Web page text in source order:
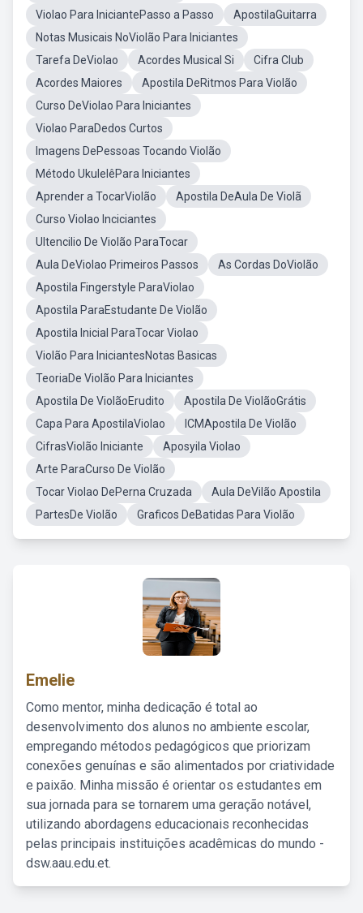
Violao Para IniciantePasso a Passo
ApostilaGuitarra
Notas Musicais NoViolão Para Iniciantes
Tarefa DeViolao
Acordes Musical Si
Cifra Club
Acordes Maiores
Apostila DeRitmos Para Violão
Curso DeViolao Para Iniciantes
Violao ParaDedos Curtos
Imagens DePessoas Tocando Violão
Método UkulelêPara Iniciantes
Aprender a TocarViolão
Apostila DeAula De Violã
Curso Violao Inciciantes
Ultencilio De Violão ParaTocar
Aula DeViolao Primeiros Passos
As Cordas DoViolão
Apostila Fingerstyle ParaViolao
Apostila ParaEstudante De Violão
Apostila Inicial ParaTocar Violao
Violão Para IniciantesNotas Basicas
TeoriaDe Violão Para Iniciantes
Apostila De ViolãoErudito
Apostila De ViolãoGrátis
Capa Para ApostilaViolao
ICMApostila De Violão
CifrasViolão Iniciante
Aposyila Violao
Arte ParaCurso De Violão
Tocar Violao DePerna Cruzada
Aula DeVilão Apostila
PartesDe Violão
Graficos DeBatidas Para Violão
Emelie
Como mentor, minha dedicação é total ao
desenvolvimento dos alunos no ambiente escolar,
empregando métodos pedagógicos que priorizam
conexões genuínas e são alimentados por criatividade
e paixão. Minha missão é orientar os estudantes em
sua jornada para se tornarem uma geração notável,
utilizando abordagens educacionais reconhecidas
pelas principais instituições acadêmicas do mundo -
dsw.aau.edu.et.